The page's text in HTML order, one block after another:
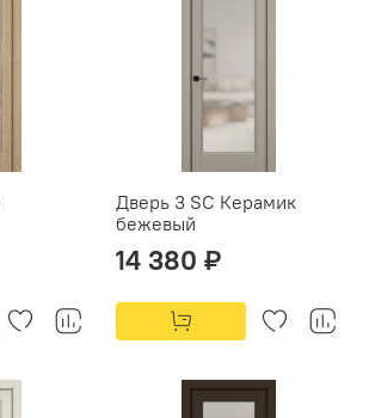
Дверь 3 SC Керамик
бежевый
14 380 ₽